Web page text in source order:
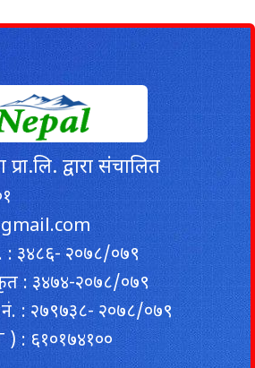
द्वारा संचालित
: ३४८६- २०७८/०७९
: ३४७४-२०७८/०७९
नं. : २७९७३८- २०७८/०७९
) : ६१०१७४१००